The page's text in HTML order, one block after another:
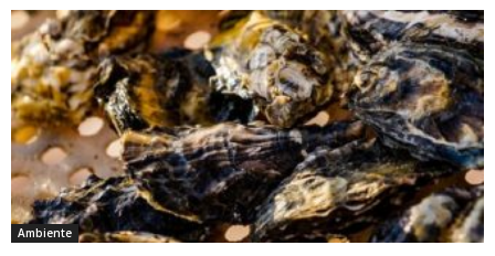
Ambiente